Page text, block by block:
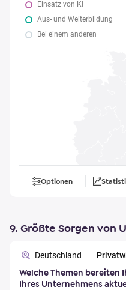
Einsatz von KI
Aus- und Weiterbildung
Bei einem anderen
Optionen
9. Größte Sorgen von
Deutschland
Welche Themen bereiten
Ihres Unternehmens